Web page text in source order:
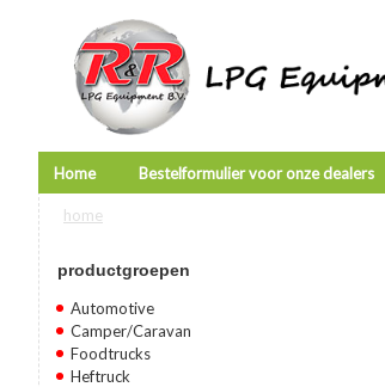
Home Bestelformulier voor onze dealers
U bent hier
home
productgroepen
Automotive
Camper/Caravan
Foodtrucks
Heftruck